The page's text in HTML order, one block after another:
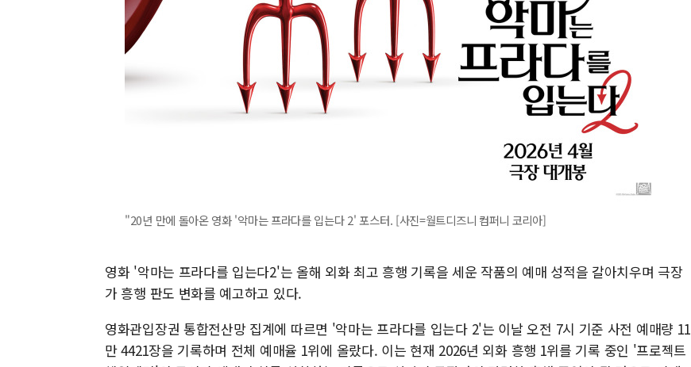
"20년 만에 돌아온 영화 '악마는 프라다를 입는다 2' 포스터. [사진=월트디즈니 컴퍼니 코리아]
영화 '악마는 프라다를 입는다2'는 올해 외화 최고 흥행 기록을 세운 작품의 예매 성적을 갈아치우며 극장
가 흥행 판도 변화를 예고하고 있다.
영화관입장권 통합전산망 집계에 따르면 '악마는 프라다를 입는다 2'는 이날 오전 7시 기준 사전 예매량 11
만 4421장을 기록하며 전체 예매율 1위에 올랐다. 이는 현재 2026년 외화 흥행 1위를 기록 중인 '프로젝트